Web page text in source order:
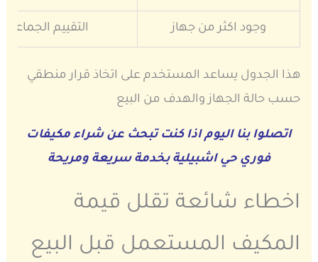
وجود اكثر من جهاز التقييم الجماعي
هذا الجدول يساعد المستخدم على اتخاذ قرار منطقي
حسب حالة الجهاز والهدف من البيع
اتصلوا بنا اليوم اذا كنت تبحث عن شراء مكيفات
فوري حي اشبيلية بخدمة سريعة ومريحة
اخطاء شائعة تقلل قيمة
المكيف المستعمل قبل البيع